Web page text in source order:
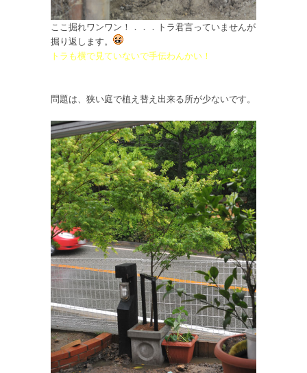
ここ掘れワンワン！．．．トラ君言っていませんが
掘り返します。
トラも横で見ていないで手伝わんかい！
問題は、狭い庭で植え替え出来る所が少ないです。